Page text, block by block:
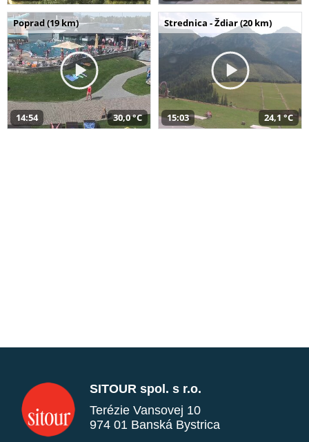
Poprad (19 km)
14:54 30,0 °C
Strednica - Ždiar (20 km)
15:03 24,1 °C
SITOUR spol. s r.o.
Terézie Vansovej 10
974 01 Banská Bystrica